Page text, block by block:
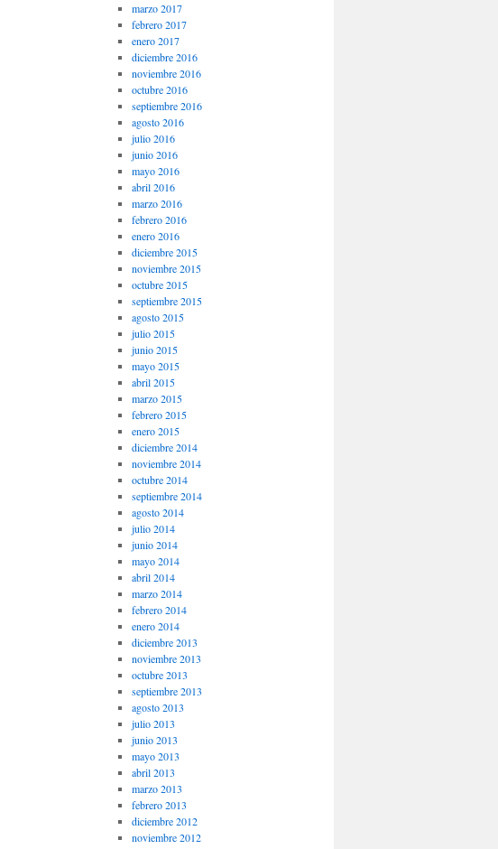
marzo 2017
febrero 2017
enero 2017
diciembre 2016
noviembre 2016
octubre 2016
septiembre 2016
agosto 2016
julio 2016
junio 2016
mayo 2016
abril 2016
marzo 2016
febrero 2016
enero 2016
diciembre 2015
noviembre 2015
octubre 2015
septiembre 2015
agosto 2015
julio 2015
junio 2015
mayo 2015
abril 2015
marzo 2015
febrero 2015
enero 2015
diciembre 2014
noviembre 2014
octubre 2014
septiembre 2014
agosto 2014
julio 2014
junio 2014
mayo 2014
abril 2014
marzo 2014
febrero 2014
enero 2014
diciembre 2013
noviembre 2013
octubre 2013
septiembre 2013
agosto 2013
julio 2013
junio 2013
mayo 2013
abril 2013
marzo 2013
febrero 2013
diciembre 2012
noviembre 2012